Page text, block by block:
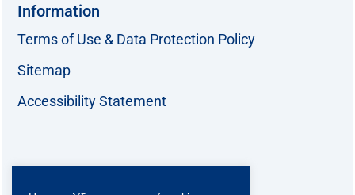
Information
Terms of Use & Data Protection Policy
Sitemap
Accessibility Statement